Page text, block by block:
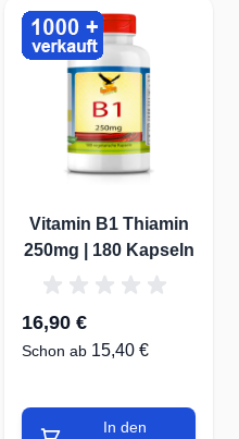
Vitamin B1 Thiamin
250mg | 180 Kapseln
16,90 €
Schon ab 15,40 €
In den